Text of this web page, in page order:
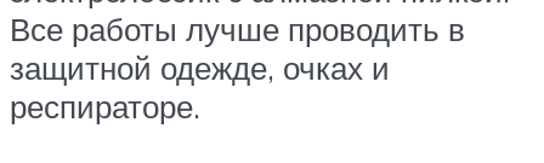
Все работы лучше проводить в
защитной одежде, очках и
респираторе.